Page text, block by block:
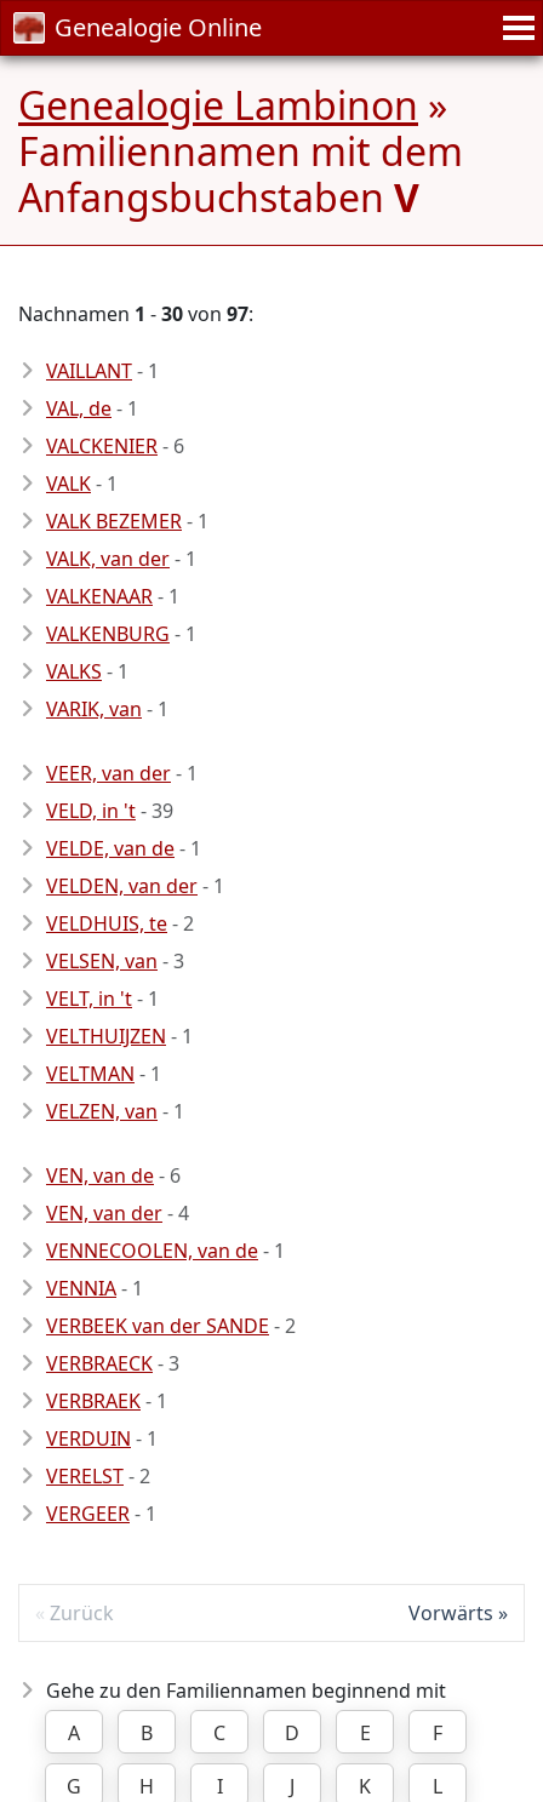
Genealogie Online
Genealogie Lambinon »
Familiennamen mit dem
Anfangsbuchstaben V
Nachnamen 1 -30von 97:
VAILLANT- 1
VAL, de- 1
VALCKENIER- 6
VALK- 1
VALK BEZEMER- 1
VALK, van der- 1
VALKENAAR- 1
VALKENBURG - 1
VALKS - 1
VARIK, van - 1
VEER, van der- 1
VELD, in 't- 39
VELDE, van de- 1
VELDEN, van der- 1
VELDHUIS, te- 2
VELSEN, van - 3
VELT, in 't- 1
VELTHUIJZEN - 1
VELTMAN - 1
VELZEN, van - 1
VEN, van de- 6
VEN, van der- 4
VENNECOOLEN, van de- 1
VENNIA- 1
VERBEEK van der SANDE - 2
VERBRAECK- 3
VERBRAEK- 1
VERDUIN - 1
VERELST- 2
VERGEER- 1
Zurück Vorwärts
Gehe zu den Familiennamen beginnend mit
A
B C D E
F
G
H I J K
L